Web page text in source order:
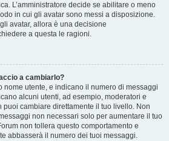
L’amministratore decide se abilitare o meno
in cui gli avatar sono messi a disposizione.
avatar, allora è una decisione
a questa le ragioni.
a cambiarlo?
nome utente, e indicano il numero di messaggi
alcuni utenti, ad esempio, moderatori e
puoi cambiare direttamente il tuo livello. Non
non necessari solo per aumentare il tuo
non tollera questo comportamento e
abbasserà il numero dei tuoi messaggi.